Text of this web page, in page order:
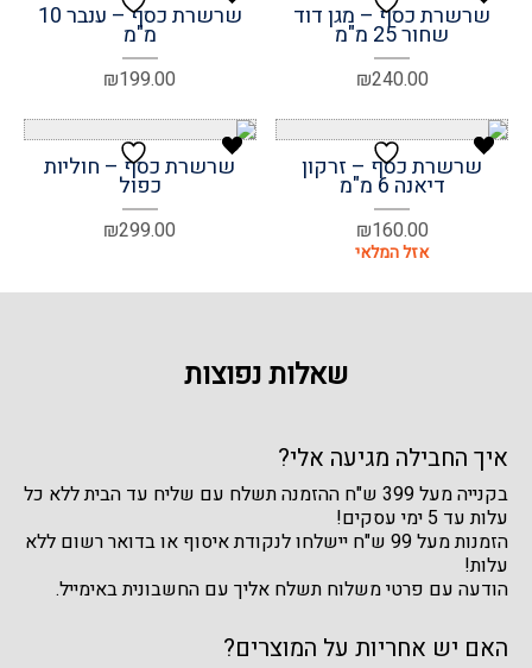
שרשרת כסף – מגן דוד
שחור 25 מ"מ
₪240.00
שרשרת כסף – ענבר 10
מ"מ
₪199.00
שרשרת כסף – זרקון
דיאנה 6 מ"מ
₪160.00
שרשרת כסף – חוליות
כפול
₪299.00
שאלות נפוצות
איך החבילה מגיעה אלי?
בקנייה מעל 399 ש"ח ההזמנה תשלח עם שליח עד הבית ללא כל
עלות עד 5 ימי עסקים!
הזמנות מעל 99 ש"ח יישלחו לנקודת איסוף או בדואר רשום ללא
עלות!
הודעה עם פרטי משלוח תשלח אליך עם החשבונית באימייל.
האם יש אחריות על המוצרים?